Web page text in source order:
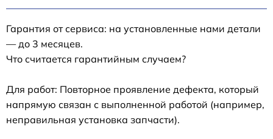
Гарантия от сервиса: на установленные нами детали
— до 3 месяцев.
Что считается гарантийным случаем?
Для работ: Повторное проявление дефекта, который
напрямую связан с выполненной работой (например,
неправильная установка запчасти).